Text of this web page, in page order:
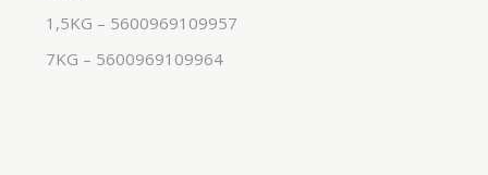
1,5KG – 5600969109957
7KG – 5600969109964